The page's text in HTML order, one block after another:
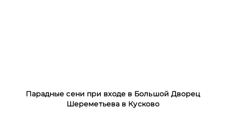
Парадные сени при входе в Большой Дворец
Шереметьева в Кусково